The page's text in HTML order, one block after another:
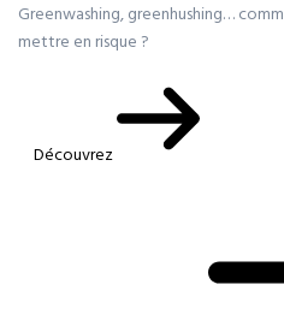
Greenwashing, greenhushing…
mettre en risque ?
Découvrez